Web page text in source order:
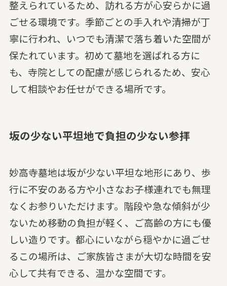
整えられているため、訪れる方が心安らかに過
ごせる環境です。季節ごとの手入れや清掃が丁
寧に行われ、いつでも清潔で落ち着いた空間が
保たれています。初めて墓地を選ばれる方に
も、寺院としての配慮が感じられるため、安心
して相談やお任せができる場所です。
坂の少ない平坦地で負担の少ない参拝
妙高寺墓地は坂が少ない平坦な地形にあり、歩
行に不安のある方や小さなお子様連れでも無理
なくお参りいただけます。階段や急な傾斜が少
ないため移動の負担が軽く、ご高齢の方にも優
しい造りです。都心にいながら穏やかに過ごせ
るこの場所は、ご家族皆さまが大切な時間を安
心して共有できる、温かな空間です。